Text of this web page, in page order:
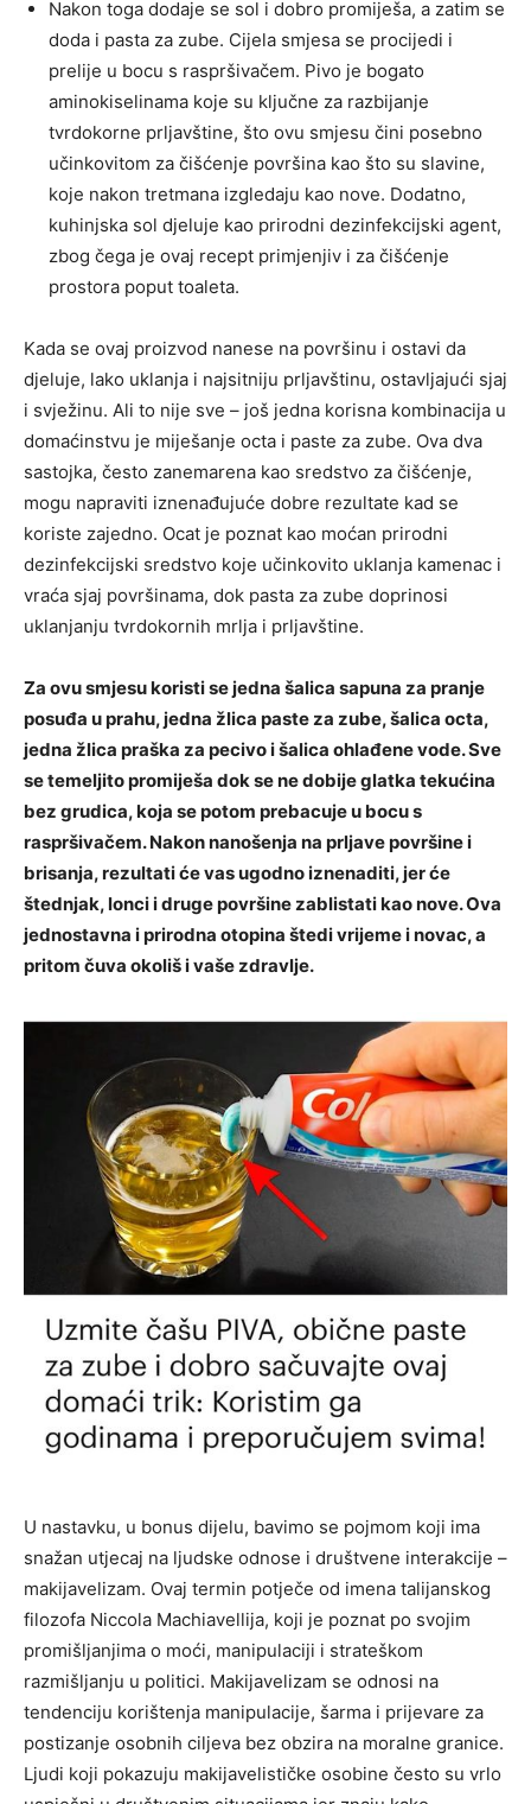
Nakon toga dodaje se sol i dobro promiješa, a zatim se
doda i pasta za zube. Cijela smjesa se procijedi i
prelije u bocu s raspršivačem. Pivo je bogato
aminokiselinama koje su ključne za razbijanje
tvrdokorne prljavštine, što ovu smjesu čini posebno
učinkovitom za čišćenje površina kao što su slavine,
koje nakon tretmana izgledaju kao nove. Dodatno,
kuhinjska sol djeluje kao prirodni dezinfekcijski agent,
zbog čega je ovaj recept primjenjiv i za čišćenje
prostora poput toaleta.
Kada se ovaj proizvod nanese na površinu i ostavi da
djeluje, lako uklanja i najsitniju prljavštinu, ostavljajući sjaj
i svježinu. Ali to nije sve – još jedna korisna kombinacija u
domaćinstvu je miješanje octa i paste za zube. Ova dva
sastojka, često zanemarena kao sredstvo za čišćenje,
mogu napraviti iznenađujuće dobre rezultate kad se
koriste zajedno. Ocat je poznat kao moćan prirodni
dezinfekcijski sredstvo koje učinkovito uklanja kamenac i
vraća sjaj površinama, dok pasta za zube doprinosi
uklanjanju tvrdokornih mrlja i prljavštine.
Za ovu smjesu koristi se jedna šalica sapuna za pranje
posuđa u prahu, jedna žlica paste za zube, šalica octa,
jedna žlica praška za pecivo i šalica ohlađene vode. Sve
se temeljito promiješa dok se ne dobije glatka tekućina
bez grudica, koja se potom prebacuje u bocu s
raspršivačem. Nakon nanošenja na prljave površine i
brisanja, rezultati će vas ugodno iznenaditi, jer će
štednjak, lonci i druge površine zablistati kao nove. Ova
jednostavna i prirodna otopina štedi vrijeme i novac, a
pritom čuva okoliš i vaše zdravlje.
U nastavku, u bonus dijelu, bavimo se pojmom koji ima
snažan utjecaj na ljudske odnose i društvene interakcije –
makijavelizam. Ovaj termin potječe od imena talijanskog
filozofa Niccola Machiavellija, koji je poznat po svojim
promišljanjima o moći, manipulaciji i strateškom
razmišljanju u politici. Makijavelizam se odnosi na
tendenciju korištenja manipulacije, šarma i prijevare za
postizanje osobnih ciljeva bez obzira na moralne granice.
Ljudi koji pokazuju makijavelističke osobine često su vrlo